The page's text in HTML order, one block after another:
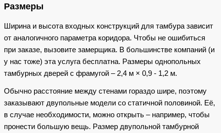
Размеры
Ширина и высота входных конструкций для тамбура зависит
от аналогичного параметра коридора. Чтобы не ошибиться
при заказе, вызовите замерщика. В большинстве компаний (и
у нас тоже) эта услуга бесплатна. Размеры однопольных
тамбурных дверей с фрамугой – 2,4 м × 0,9 - 1,2 м.
Обычно расстояние между стенами гораздо шире, поэтому
заказывают двупольные модели со статичной половиной. Её,
в случае необходимости, можно открыть – например, чтобы
пронести большую вещь. Размер двупольной тамбурной